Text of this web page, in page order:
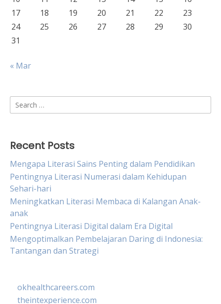
17
18 19 20 21 22
23
24
25 26 27 28 29
30
31
« Mar
Search
for:
Recent Posts
Mengapa Literasi Sains Penting dalam Pendidikan
Pentingnya Literasi Numerasi dalam Kehidupan
Sehari-hari
Meningkatkan Literasi Membaca di Kalangan Anak-
anak
Pentingnya Literasi Digital dalam Era Digital
Mengoptimalkan Pembelajaran Daring di Indonesia:
Tantangan dan Strategi
okhealthcareers.com
theintexperience.com